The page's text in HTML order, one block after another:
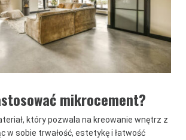
mikrocement?
który pozwala na kreowanie wnętrz z
w sobie trwałość, estetykę i łatwość